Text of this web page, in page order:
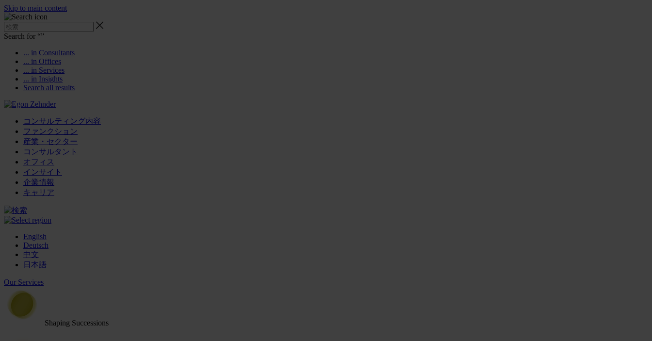
Skip to main content
Search for “”
... in Consultants
... in Offices
... in Services
... in Insights
Search all results
コンサルティング内容
ファンクション
産業・セクター
コンサルタント
オフィス
インサイト
企業情報
キャリア
English
Deutsch
中文
日本語
Our Services
Shaping Successions